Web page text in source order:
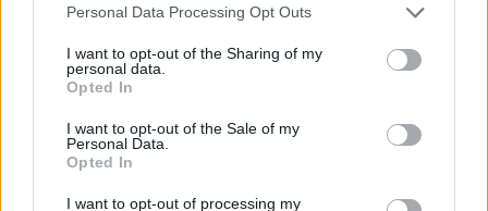
Personal Data Processing Opt Outs
I want to opt-out of the Sharing of my
personal data.
Opted In
I want to opt-out of the Sale of my
Personal Data.
Opted In
I want to opt-out of processing my
Scarica riepilogo
stagionale
Giornata Entrato Bonus/Malus